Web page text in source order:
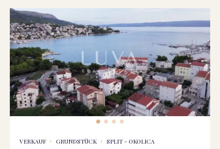
VERKAUF GRUNDSTÜCK SPLIT - OKOLICA